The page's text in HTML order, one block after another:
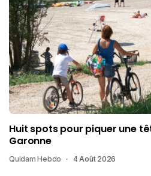
Huit spots pour piquer une
Garonne
Quidam Hebdo 4 Août 2026